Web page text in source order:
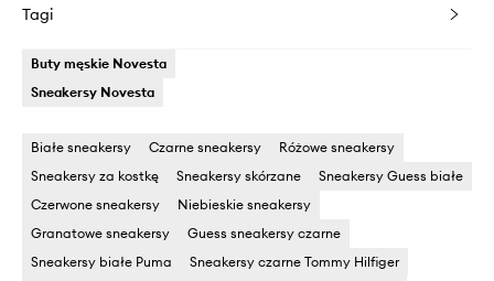
Tagi
Buty męskie Novesta
Sneakersy Novesta
Białe sneakersy Czarne sneakersy
Różowe sneakersy
Sneakersy za kostkę
Sneakersy skórzane
Sneakersy Guess białe
Czerwone sneakersy
Niebieskie sneakersy
Granatowe sneakersy
Guess sneakersy czarne
Sneakersy białe Puma
Sneakersy czarne Tommy Hilfiger